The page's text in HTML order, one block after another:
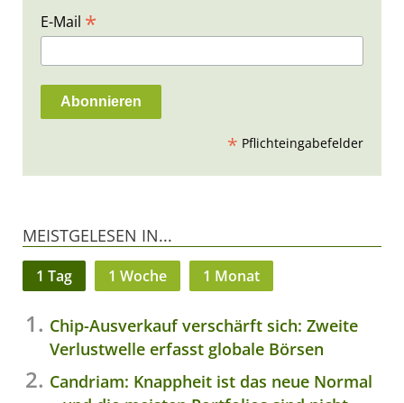
E-Mail *
* Pflichteingabefelder
MEISTGELESEN IN...
1 Tag 1 Woche 1 Monat
Chip-Ausverkauf verschärft sich: Zweite
Verlustwelle erfasst globale Börsen
Candriam: Knappheit ist das neue Normal